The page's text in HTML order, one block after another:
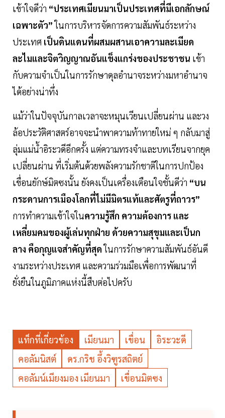
เข้าใจดีว่า “ประเทศเมียนมาเป็นประเทศที่มีเอกลักษณ์
เฉพาะตัว”ในการบริหารจัดการความสัมพันธ์ระหว่าง
ประเทศ เป็นดินแดนที่ผสมผสานเอาความละเมียด
ละไมและจิตวิญญาณอันแข็งแกร่งของประชาชน เข้า
กับความจำเป็นในการรักษาดุลอำนาจระหว่างมหาอำนาจ
ได้อย่างน่าทึ่ง
แม้ว่าในปัจจุบันกาลเวลาจะหมุนเวียนเปลี่ยนผ่าน และวง
ล้อประวัติศาสตร์อาจจะนำพาความท้าทายใหม่ ๆ กลับมาสู่
ลุ่มแม่น้ำอิระวดีอีกครั้ง แต่ความทรงจำและบทเรียนจากยุค
เปลี่ยนผ่าน ที่เริ่มต้นด้วยพลังความรักชาติในการปกป้อง
เขื่อนยักษ์มิตซงนั้น ยังคงเป็นเครื่องเตือนใจชั้นดีว่า “บน
กระดานการเมืองโลกที่ไม่มีมิตรแท้และศัตรูที่ถาวร”
การทำความเข้าใจในความรู้สึก ความต้องการ และ
เหลี่ยมคมของผู้เล่นทุกฝ่าย ด้วยความสุขุมและเป็นก
ลาง คือกุญแจสำคัญที่สุดในการรักษาความสัมพันธ์อันดี
งามระหว่างประเทศ และความร่วมมือเพื่อการพัฒนาที่
ยั่งยืนในภูมิภาคแห่งนี้สืบต่อไปครับ
แท็กที่เกี่ยวข้อง เมียนมา เขื่อน
อิระวะดี
คอลัมนิสต์
ดร.กริช อึ้งวิฑูรสถิตย์
คอลัมน์เมียงมอง เมียนมา
เขื่อนมิตซง